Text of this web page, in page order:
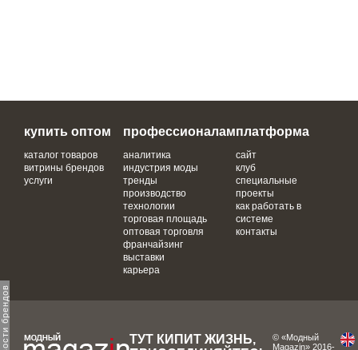
купить оптом
каталог товаров
витрины брендов
услуги
профессионалам
аналитика
индустрия моды
тренды
производство
технологии
торговая площадь
оптовая торговля
франчайзинг
выставки
карьера
платформа
сайт
клуб
специальные
проекты
как работать в
системе
контакты
ТУТ КИПИТ ЖИЗНЬ,
© «Модный
Magazin» 2016-